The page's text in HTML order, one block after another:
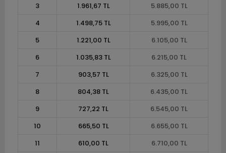
3
1.961,67 TL
5.885,00 TL
4
1.498,75 TL
5.995,00 TL
5
1.221,00 TL
6.105,00 TL
6
1.035,83 TL
6.215,00 TL
7
903,57 TL
6.325,00 TL
8
804,38 TL
6.435,00 TL
9
727,22 TL
6.545,00 TL
10
665,50 TL
6.655,00 TL
11
610,00 TL
6.710,00 TL